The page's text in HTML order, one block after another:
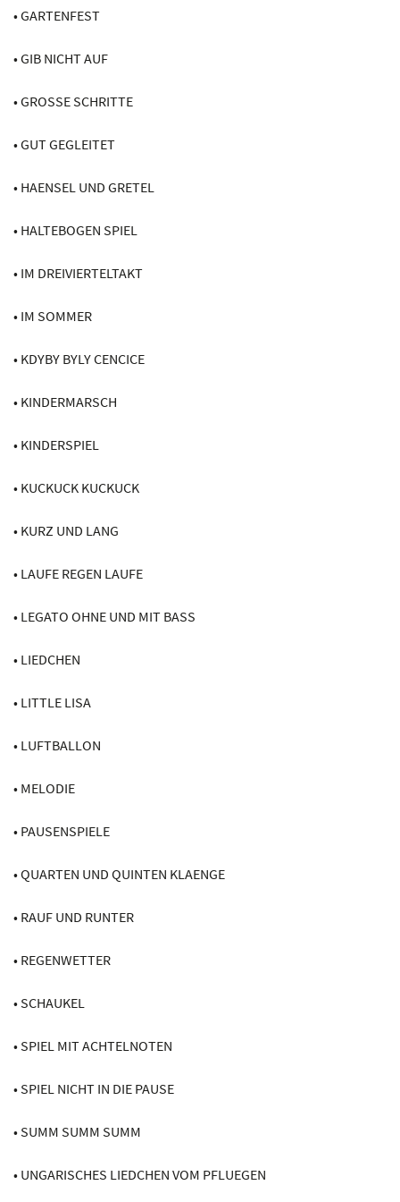
• GARTENFEST
• GIB NICHT AUF
• GROSSE SCHRITTE
• GUT GEGLEITET
• HAENSEL UND GRETEL
• HALTEBOGEN SPIEL
• IM DREIVIERTELTAKT
• IM SOMMER
• KDYBY BYLY CENCICE
• KINDERMARSCH
• KINDERSPIEL
• KUCKUCK KUCKUCK
• KURZ UND LANG
• LAUFE REGEN LAUFE
• LEGATO OHNE UND MIT BASS
• LIEDCHEN
• LITTLE LISA
• LUFTBALLON
• MELODIE
• PAUSENSPIELE
• QUARTEN UND QUINTEN KLAENGE
• RAUF UND RUNTER
• REGENWETTER
• SCHAUKEL
• SPIEL MIT ACHTELNOTEN
• SPIEL NICHT IN DIE PAUSE
• SUMM SUMM SUMM
• UNGARISCHES LIEDCHEN VOM PFLUEGEN